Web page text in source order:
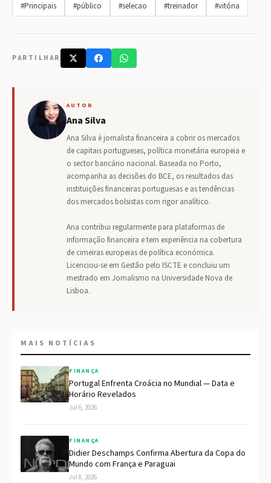
#Principais
#público #selecao #treinador #vitória
PARTILHAR
AUTOR
Ana Silva
Ana Silva é jornalista financeira a cobrir os mercados
de capitais portugueses, política monetária europeia e
o sector bancário nacional. Baseada no Porto,
acompanha as decisões do BCE, os resultados das
instituições financeiras portuguesas e as tendências
dos mercados bolsistas com rigor analítico.
Ana contribui regularmente para plataformas de
informação financeira e tem experiência na cobertura
de cimeiras europeias de política económica.
Licenciou-se em Gestão pelo ISCTE e concluiu um
mestrado em Jornalismo na Universidade Nova de
Lisboa.
MAIS NOTÍCIAS
FINANÇA
Portugal Enfrenta Croácia no Mundial — Data e
Horário Revelados
Jul 6, 2026
FINANÇA
Didier Deschamps Confirma Abertura da Copa do
Mundo com França e Paraguai
Jul 8, 2026